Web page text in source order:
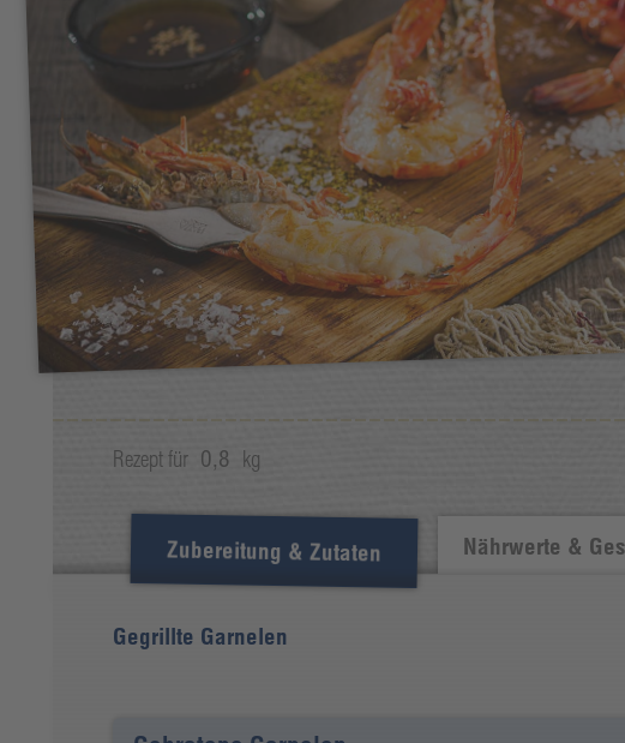
Rezept für 0,8 kg
Zubereitung & Zutaten Nährwerte &
Gegrillte Garnelen